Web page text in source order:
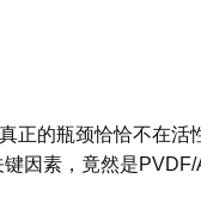
正的瓶颈恰恰不在活
因素，竟然是PVDF/